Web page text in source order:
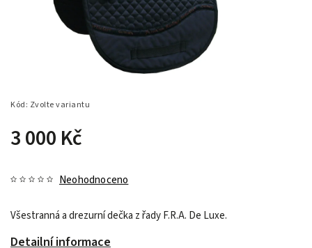
Kód: Zvolte variantu
3 000 Kč
Neohodnoceno
Všestranná a drezurní dečka z řady F.R.A. De Luxe.
Detailní informace